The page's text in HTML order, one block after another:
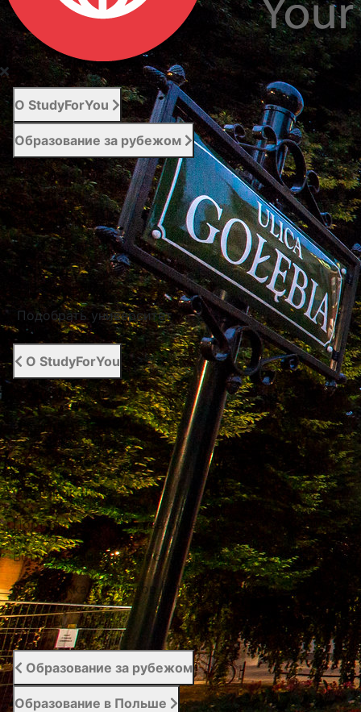
О StudyForYou
Образование за рубежом
Абитуриенту
Услуги
Новости
Контакты
Подобрать университет
О StudyForYou
О StudyForYou
Наши проекты
Фото / Видео
Cертификаты
Портал образования за рубежом
Вступительный сервис
Поддержка студентов | Student Support
Отзывы
Образование за рубежом
Образование в Польше